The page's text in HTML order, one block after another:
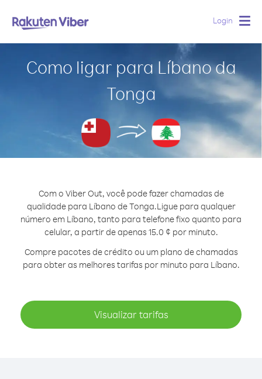
Login
Como ligar para Líbano da
Tonga
Com o Viber Out, você pode fazer chamadas de
qualidade para Líbano de Tonga.Ligue para qualquer
número em Líbano, tanto para telefone fixo quanto para
celular, a partir de apenas 15.0 ¢ por minuto.
Compre pacotes de crédito ou um plano de chamadas
para obter as melhores tarifas por minuto para Líbano.
Visualizar tarifas